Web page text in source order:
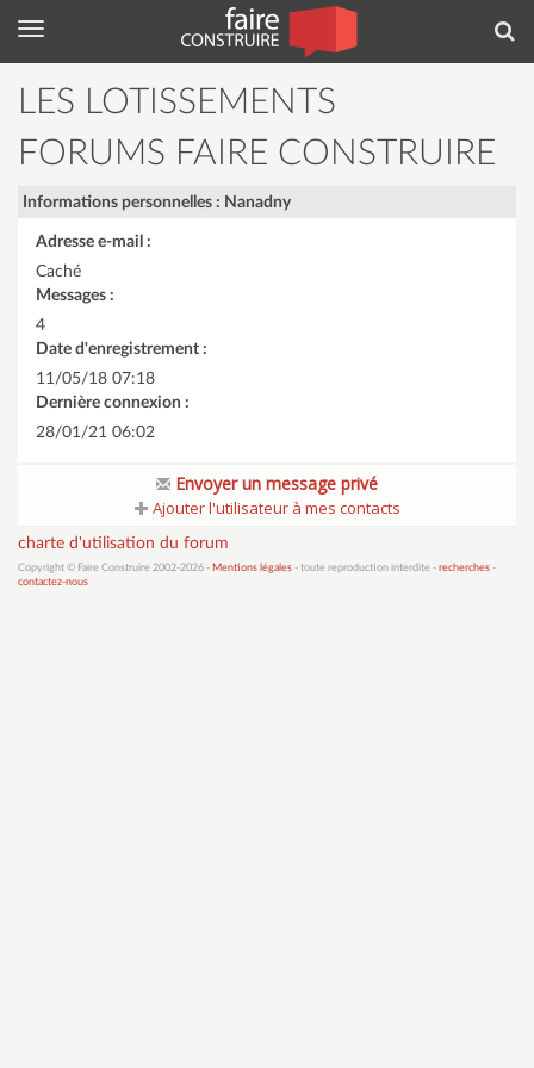
Menu
LES LOTISSEMENTS
FORUMS FAIRE CONSTRUIRE
Informations personnelles : Nanadny
Adresse e-mail :
Caché
Messages :
4
Date d'enregistrement :
11/05/18 07:18
Dernière connexion :
28/01/21 06:02
Envoyer un message privé
Ajouter l'utilisateur à mes contacts
charte d'utilisation du forum
Copyright © Faire Construire 2002-2026 - Mentions légales - toute reproduction interdite - recherches -
contactez-nous